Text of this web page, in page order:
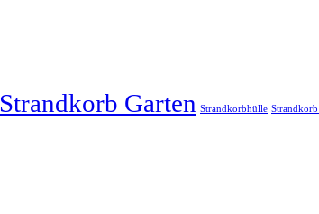
Strandkorb Garten Strandkorbhülle